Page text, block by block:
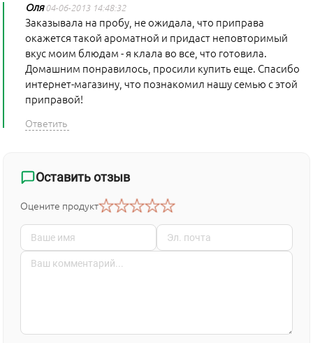
Оля04-06-2013 14:48:32
Заказывала на пробу, не ожидала, что приправа
окажется такой ароматной и придаст неповторимый
вкус моим блюдам - я клала во все, что готовила.
Домашним понравилось, просили купить еще. Спасибо
интернет-магазину, что познакомил нашу семью с этой
приправой!
Оставить отзыв
Оцените продукт